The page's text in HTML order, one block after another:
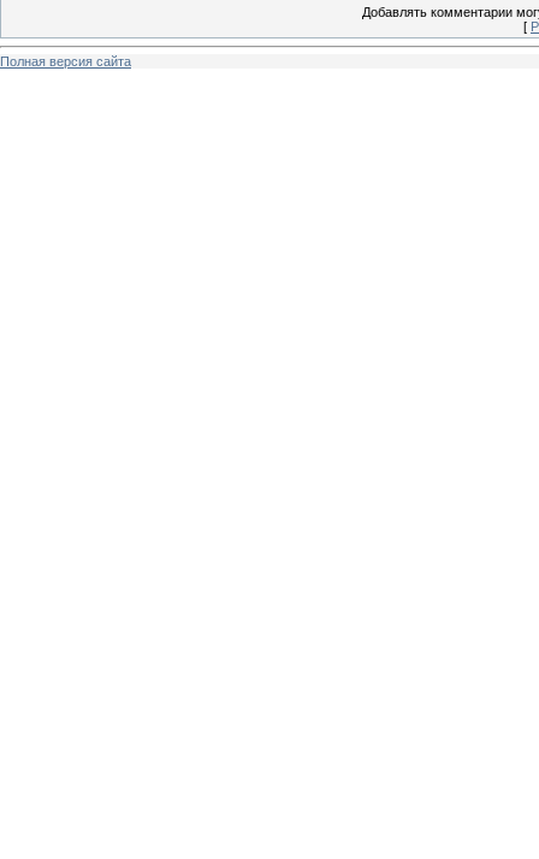
Добавлять комментарии
[
Полная версия сайта